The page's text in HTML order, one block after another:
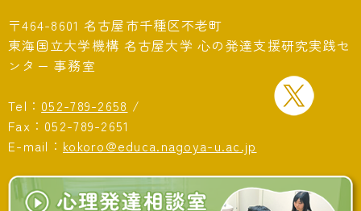
〒464-8601 名古屋市千種区不老町
東海国立大学機構 名古屋大学 心の発達支援研究実践セ
ンター 事務室
Tel： 052-789-2658 /
Fax：052-789-2651
E-mail： kokoro@educa.nagoya-u.ac.jp